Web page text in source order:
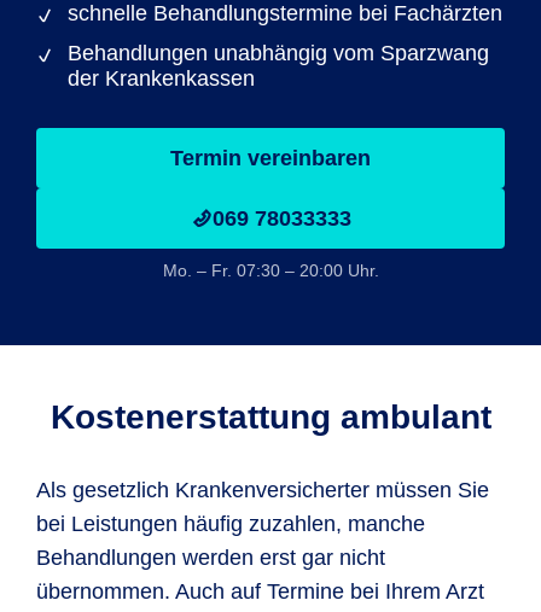
schnelle Behandlungstermine bei Fachärzten
Behandlungen unabhängig vom Sparzwang
der Krankenkassen
Termin vereinbaren
069 78033333
Mo. – Fr. 07:30 – 20:00 Uhr.
Kostenerstattung ambulant
Als gesetzlich Krankenversicherter müssen Sie
bei Leistungen häufig zuzahlen, manche
Behandlungen werden erst gar nicht
übernommen. Auch auf Termine bei Ihrem Arzt